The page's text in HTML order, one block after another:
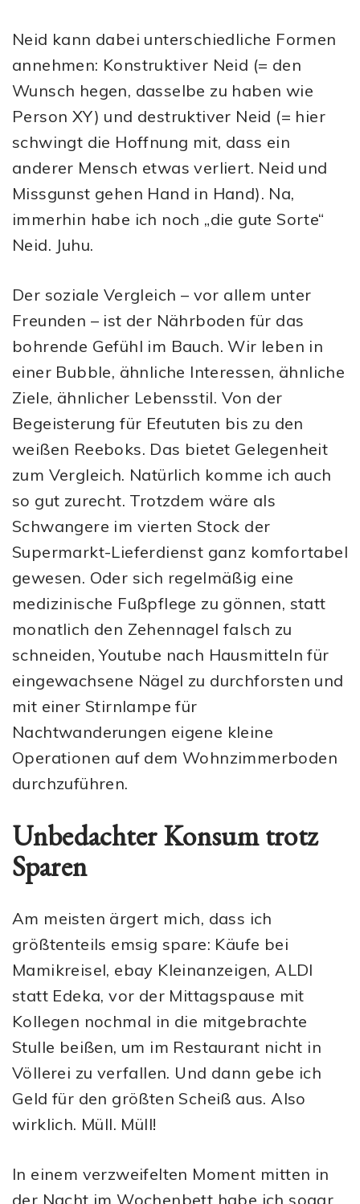
Neid kann dabei unterschiedliche Formen
annehmen: Konstruktiver Neid (= den
Wunsch hegen, dasselbe zu haben wie
Person XY) und destruktiver Neid (= hier
schwingt die Hoffnung mit, dass ein
anderer Mensch etwas verliert. Neid und
Missgunst gehen Hand in Hand). Na,
immerhin habe ich noch „die gute Sorte“
Neid. Juhu.
Der soziale Vergleich – vor allem unter
Freunden – ist der Nährboden für das
bohrende Gefühl im Bauch. Wir leben in
einer Bubble, ähnliche Interessen, ähnliche
Ziele, ähnlicher Lebensstil. Von der
Begeisterung für Efeututen bis zu den
weißen Reeboks. Das bietet Gelegenheit
zum Vergleich. Natürlich komme ich auch
so gut zurecht. Trotzdem wäre als
Schwangere im vierten Stock der
Supermarkt-Lieferdienst ganz komfortabel
gewesen. Oder sich regelmäßig eine
medizinische Fußpflege zu gönnen, statt
monatlich den Zehennagel falsch zu
schneiden, Youtube nach Hausmitteln für
eingewachsene Nägel zu durchforsten und
mit einer Stirnlampe für
Nachtwanderungen eigene kleine
Operationen auf dem Wohnzimmerboden
durchzuführen.
Unbedachter Konsum trotz
Sparen
Am meisten ärgert mich, dass ich
größtenteils emsig spare: Käufe bei
Mamikreisel, ebay Kleinanzeigen, ALDI
statt Edeka, vor der Mittagspause mit
Kollegen nochmal in die mitgebrachte
Stulle beißen, um im Restaurant nicht in
Völlerei zu verfallen. Und dann gebe ich
Geld für den größten Scheiß aus. Also
wirklich. Müll. Müll!
In einem verzweifelten Moment mitten in
der Nacht im Wochenbett habe ich sogar